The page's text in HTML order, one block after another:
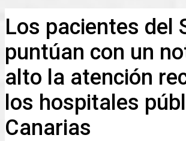
Los pacientes del
puntúan con un
alto la atención
los hospitales
Canarias